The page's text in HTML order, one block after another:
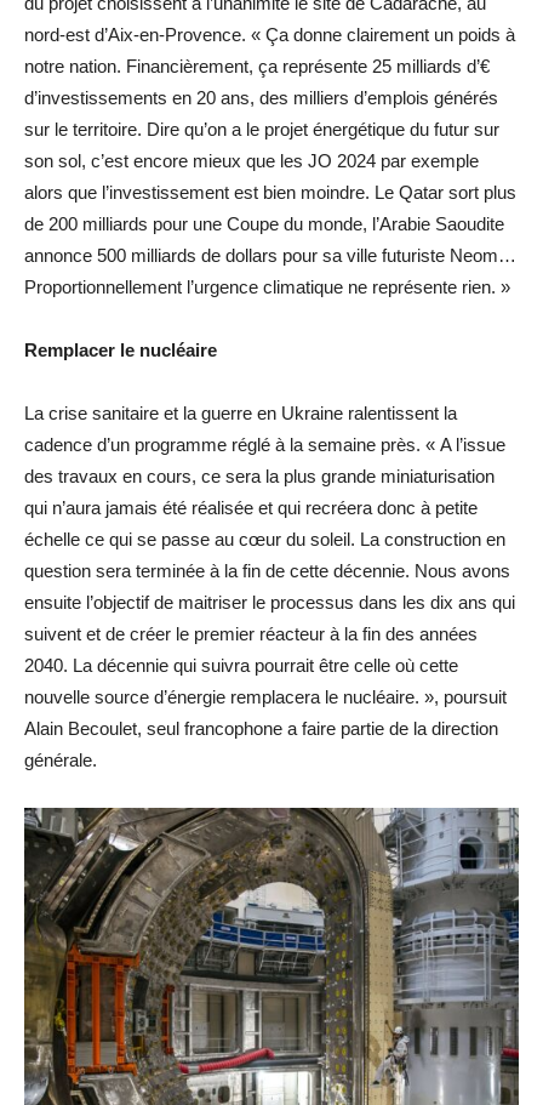
nord-est d’Aix-en-Provence. « Ça donne clairement un poids à
notre nation. Financièrement, ça représente 25 milliards d’€
d’investissements en 20 ans, des milliers d’emplois générés
sur le territoire. Dire qu’on a le projet énergétique du futur sur
son sol, c’est encore mieux que les JO 2024 par exemple
alors que l’investissement est bien moindre. Le Qatar sort plus
de 200 milliards pour une Coupe du monde, l’Arabie Saoudite
annonce 500 milliards de dollars pour sa ville futuriste Neom…
Proportionnellement l’urgence climatique ne représente rien. »
Remplacer le nucléaire
La crise sanitaire et la guerre en Ukraine ralentissent la
cadence d’un programme réglé à la semaine près. « A l’issue
des travaux en cours, ce sera la plus grande miniaturisation
qui n’aura jamais été réalisée et qui recréera donc à petite
échelle ce qui se passe au cœur du soleil. La construction en
question sera terminée à la fin de cette décennie. Nous avons
ensuite l’objectif de maitriser le processus dans les dix ans qui
suivent et de créer le premier réacteur à la fin des années
2040. La décennie qui suivra pourrait être celle où cette
nouvelle source d’énergie remplacera le nucléaire. », poursuit
Alain Becoulet, seul francophone a faire partie de la direction
générale.